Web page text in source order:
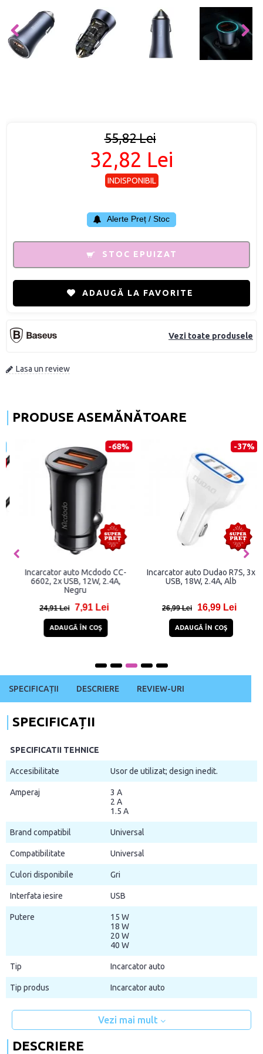
Vezi toate produsele
Lasa un review
55,82 Lei
32,82 Lei
INDISPONIBIL
Alerte Preț / Stoc
STOC EPUIZAT
ADAUGĂ LA FAVORITE
PRODUSE ASEMĂNĂTOARE
-68%
Incarcator auto Mcdodo CC-
6602, 2x USB, 12W, 2.4A,
Negru
24,91 Lei 7,91 Lei
ADAUGĂ ÎN COŞ
-37%
Incarcator auto Dudao R7S, 3x
USB, 18W, 2.4A, Alb
26,99 Lei 16,99 Lei
ADAUGĂ ÎN COŞ
SPECIFICAȚII DESCRIERE REVIEW-URI
SPECIFICAȚII
SPECIFICATII TEHNICE
Accesibilitate Usor de utilizat; design inedit.
Amperaj
3 A
2 A
1.5 A
Brand compatibil Universal
Compatibilitate Universal
Culori disponibile Gri
Interfata iesire USB
Putere
15 W
18 W
20 W
40 W
Tip Incarcator auto
Tip produs Incarcator auto
Vezi mai mult
DESCRIERE